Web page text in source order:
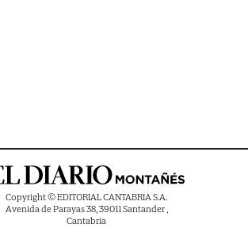
Copyright © EDITORIAL CANTABRIA S.A.
Avenida de Parayas 38, 39011 Santander ,
Cantabria